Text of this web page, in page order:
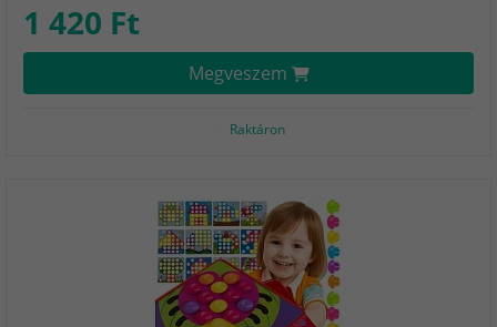
1 420 Ft
Megveszem
Raktáron